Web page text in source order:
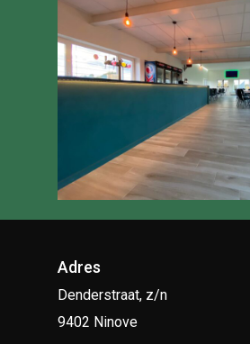
Adres
Denderstraat, z/n
9402 Ninove